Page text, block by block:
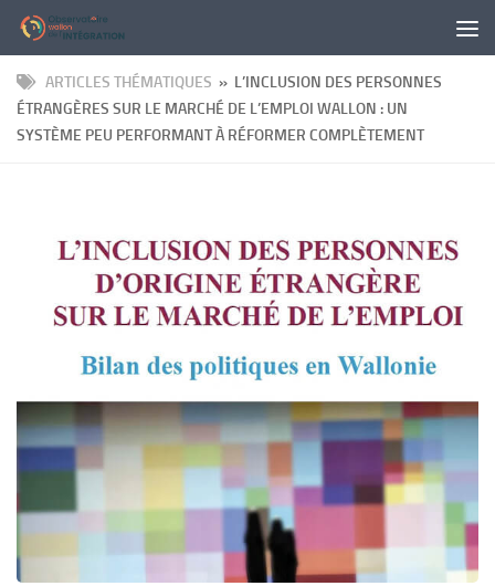
Skip to content
ARTICLES THÉMATIQUES » L’INCLUSION DES PERSONNES
ÉTRANGÈRES SUR LE MARCHÉ DE L’EMPLOI WALLON : UN
SYSTÈME PEU PERFORMANT À RÉFORMER COMPLÈTEMENT
Panneau de gestion des cookies